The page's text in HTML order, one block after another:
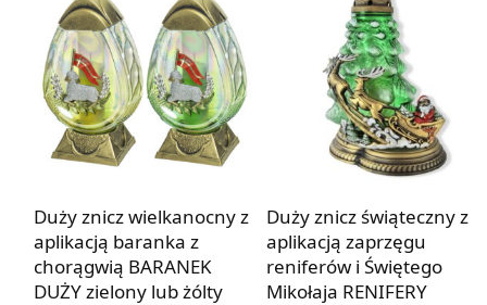
Duży znicz wielkanocny z
aplikacją baranka z
chorągwią BARANEK
DUŻY zielony lub żólty
Duży znicz świąteczny z
aplikacją zaprzęgu
reniferów i Świętego
Mikołaja RENIFERY